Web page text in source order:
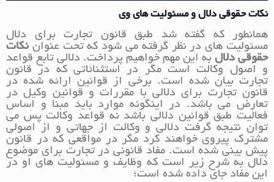
نکات حقوقی دلال و مسئولیت های وی
همانطور که گفته شد طبق قانون تجارت برای دلال
مسئولیت های در نظر گرفته می شود که تحت عنوان نکات
حقوقی دلال به این مهم خواهیم پرداخت. دلالی تابع قواعد
و اصول وکالت است مگر در استثنائاتی که در قانون
تجارت بیان شده است. برخی از قوانین ارائه شده در
قانون تجارت برای دلالی با مقررات و قوانین وکیل در
تعارض می باشد. در اینگونه موارد باید مبنا و اساس
فعالیت طبق قوانین دلالی باشد نه قواعد وکالت پس می
توان نتیجه گرفت دلالی و وکالت از جهاتی و از اصولی
مشترک پیروی خواهند کرد مگر در مواقعی که در قانون
پیش بینی شده است. مفاد قانونی در تجارت برای موضوع
دلال به شرح زیر است که وظایف و مسئولیت های او در
این مفاد جای داده شده است؛